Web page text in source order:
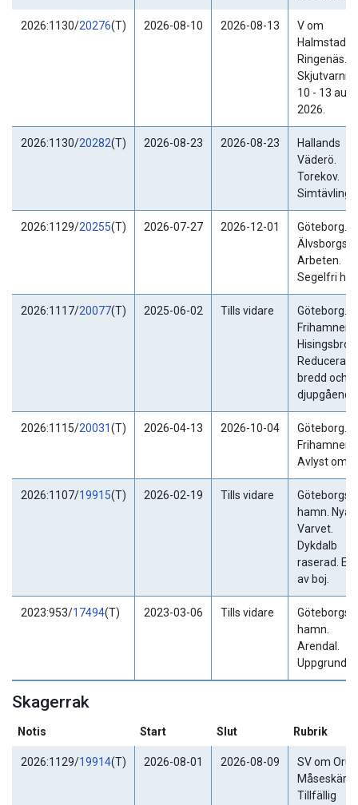
2026:1130/20276(T) 2026-08-10 2026-08-13
V om
Halmstad.
Ringenäs.
10 - 13
2026.
2026:1130/20282(T) 2026-08-23 2026-08-23
Hallands
Väderö.
Torekov.
Simtävling.
2026:1129/20255(T) 2026-07-27 2026-12-01
Göteborg.
Arbeten.
Segelfri
2026:1117/20077(T) 2025-06-02 Tills vidare
Göteborg.
Frihamnen.
Hisingsbron.
Reducerad
bredd och
2026:1115/20031(T) 2026-04-13 2026-10-04
Göteborg.
Frihamnen.
Avlyst
2026:1107/19915(T) 2026-02-19 Tills vidare
Göteborgs
hamn. Nya
Varvet.
Dykdalb
raserad.
av boj.
2023:953/17494(T) 2023-03-06 Tills vidare
Göteborgs
hamn.
Arendal.
Skagerrak
Notis Start Slut Rubrik
2026:1129/19914(T) 2026-08-01 2026-08-09
SV om
Måseskär.
Tillfällig